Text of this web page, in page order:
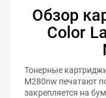
Обзор
Color
Тонерные
M280nw печатают
закрепляется на